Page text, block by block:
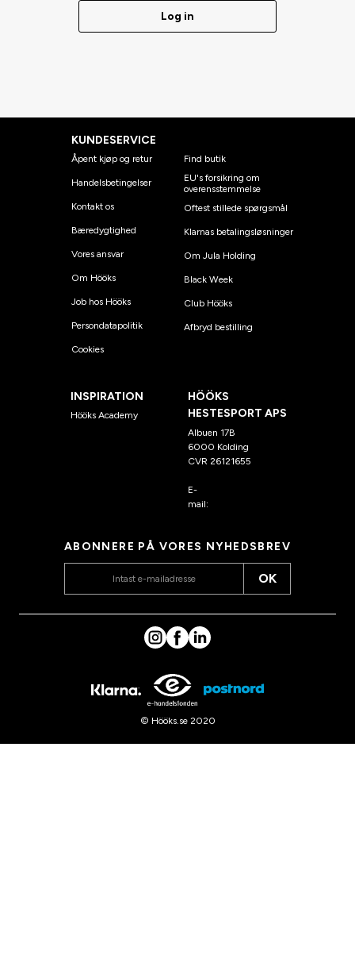
Log in
KUNDESERVICE
Åpent kjøp og retur
Handelsbetingelser
Kontakt os
Bæredygtighed
Vores ansvar
Om Hööks
Job hos Hööks
Persondatapolitik
Cookies
Find butik
EU's forsikring om
overensstemmelse
Oftest stillede spørgsmål
Klarnas betalingsløsninger
Om Jula Holding
Black Week
Club Hööks
Afbryd bestilling
INSPIRATION
Hööks Academy
HÖÖKS
HESTESPORT APS
Albuen 17B
6000 Kolding
CVR 26121655
E-
mail:
ABONNERE PÅ VORES NYHEDSBREV
OK
© Hööks.se 2020